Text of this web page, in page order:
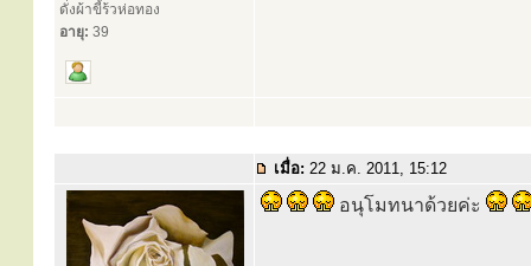
ดั่งผ้าขี้ร้วห่อทอง
อายุ: 39
เมื่อ: 22 ม.ค. 2011, 15:12
อนุโมทนาด้วยค่ะ